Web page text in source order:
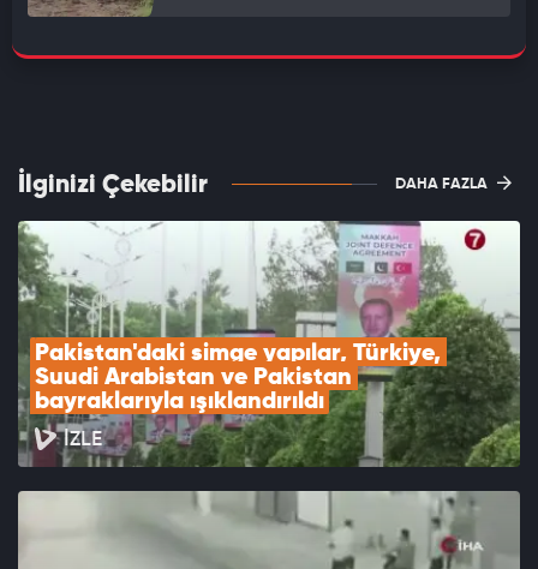
İlginizi Çekebilir DAHA FAZLA
Pakistan'daki simge yapılar, Türkiye,
Suudi Arabistan ve Pakistan
bayraklarıyla ışıklandırıldı
İZLE